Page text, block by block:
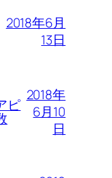
2018年6月
13日
ピ
2018年
6月10
日